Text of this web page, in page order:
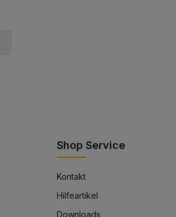
Shop Service
Kontakt
Hilfeartikel
Downloads